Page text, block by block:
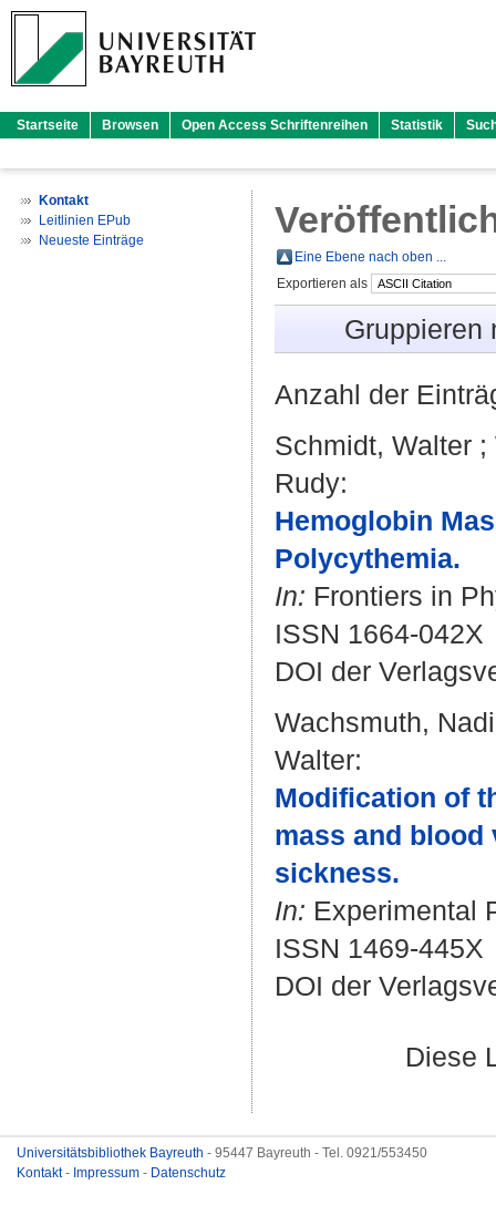
Startseite Browsen Open Access Schriftenreihen Statistik
Kontakt
Leitlinien EPub
Neueste Einträge
Eine Ebene nach oben ...
Exportieren als
Anzahl der
Schmidt, Walter ;
Rudy:
Hemoglobin
Polycythemia.
In: Frontiers in
ISSN 1664-042X
DOI der
Wachsmuth,
Walter:
Modification of
mass and
sickness.
In: Experimental
ISSN 1469-445X
DOI der
Diese
Universitätsbibliothek Bayreuth - 95447 Bayreuth - Tel. 0921/553450
Kontakt- Impressum - Datenschutz